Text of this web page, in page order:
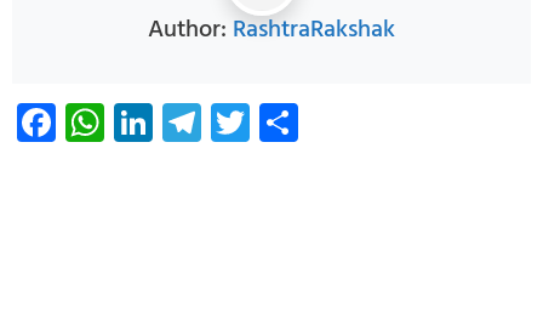
Author: RashtraRakshak
Facebook
WhatsApp
LinkedIn
Telegram
Twitter